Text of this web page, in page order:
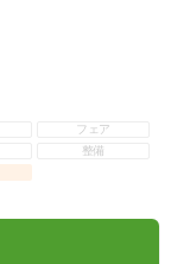
フェア
整備